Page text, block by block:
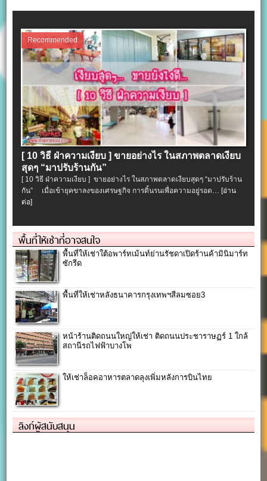
Recommended
[ 10 วิธี ฝ่าความเงียบ ] ขายอย่างไร ในสภาพตลาดเงียบ
สุดๆ “มาปรับร้านกัน”
[ 10 วิธี ฝ่าความเงียบ ] ขายอย่างไร ในสภาพตลาดเงียบสุดๆ “มาปรับร้าน
กัน” เมื่อเข้ายุคขาลงของเศรษฐกิจ การดิ้นรนเพื่อความอยู่รอด…[อ่าน
ต่อ]
พื้นที่ให้เช่าที่อาจสนใจ
พื้นที่ให้เช่าใต้อพาร์ทเม้นท์ย่านรัชดาเปิดร้านค้ามินิมาร์ท
ซักรีด
พื้นที่ให้เช่าหลังธนาคารกรุงเทพฯสีลมซอย3
หน้าร้านติดถนนใหญ่ให้เช่า ติดถนนประชาราษฏร์ 1 ใกล้
สถานีรถไฟฟ้าบางโพ
ให้เช่าล็อคอาหารตลาดลุงเพิ่มหลังการบินไทย
ลิงก์ผู้สนับสนุน